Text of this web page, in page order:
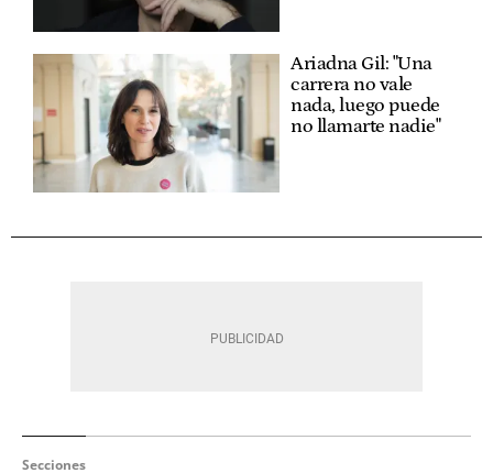
Ariadna Gil: "Una
carrera no vale
nada, luego puede
no llamarte nadie"
Secciones